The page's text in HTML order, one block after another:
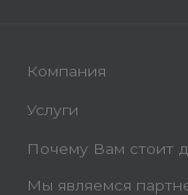
Компания
Услуги
Почему Вам стоит
Мы являемся